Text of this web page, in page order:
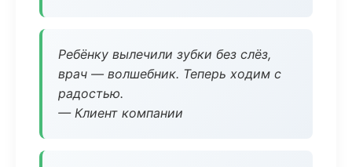
Ребёнку вылечили зубки без слёз,
врач — волшебник. Теперь ходим с
радостью.
— Клиент компании